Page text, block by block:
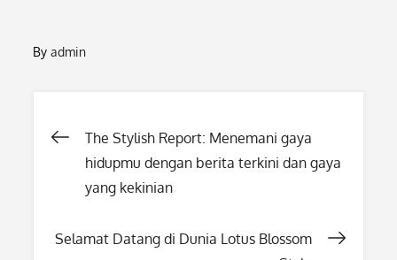
Byadmin
Post
navigation
The Stylish Report: Menemani gaya
hidupmu dengan berita terkini dan gaya
yang kekinian
Selamat Datang di Dunia Lotus Blossom